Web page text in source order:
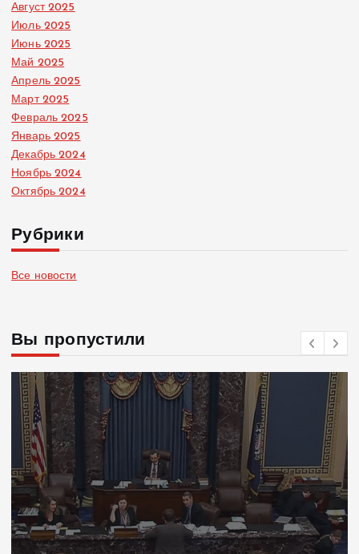
Август 2025
Июль 2025
Июнь 2025
Май 2025
Апрель 2025
Март 2025
Февраль 2025
Январь 2025
Декабрь 2024
Ноябрь 2024
Октябрь 2024
Рубрики
Все новости
Вы пропустили